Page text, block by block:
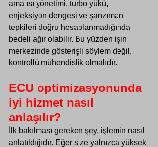
ama ısı yönetimi, turbo yükü,
enjeksiyon dengesi ve şanzıman
tepkileri doğru hesaplanmadığında
bedeli ağır olabilir. Bu yüzden işin
merkezinde gösterişli söylem değil,
kontrollü mühendislik olmalıdır.
ECU optimizasyonunda
iyi hizmet nasıl
anlaşılır?
İlk bakılması gereken şey, işlemin nasıl
anlatıldığıdır. Eğer size yalnızca yüksek